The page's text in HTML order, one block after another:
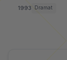
1993 Dramat